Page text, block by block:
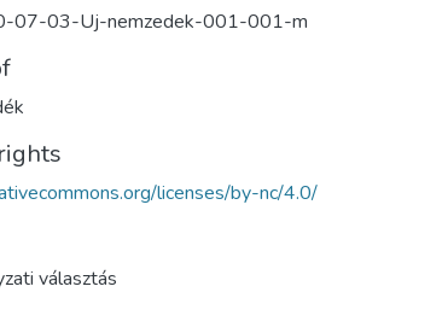
07-03-Uj-nemzedek-001-001-m
licenses/by-nc/4.0/
választás